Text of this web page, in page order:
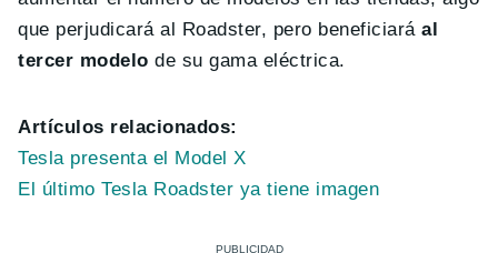
que perjudicará al Roadster, pero beneficiaráal
tercer modelo de su gama eléctrica.
Artículos relacionados:
Tesla presenta el Model X
El último Tesla Roadster ya tiene imagen